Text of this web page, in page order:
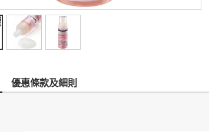
優惠條款及細則